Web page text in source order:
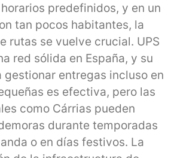
predefinidos, y en un
tan pocos habitantes, la
rutas se vuelve crucial. UPS
red sólida en España, y su
entregas incluso en
es efectiva, pero las
como Cárrias pueden
durante temporadas
o en días festivos. La